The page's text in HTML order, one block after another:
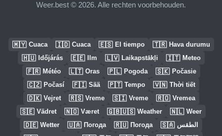
Weer.best © 2026. Alle rechten voorbehouden.
🇲🇾 Cuaca 🇮🇩 Cuaca 🇪🇸 El tiempo 🇹🇷 Hava durumu
🇭🇺 Időjárás 🇪🇪 Ilm 🇱🇻 Laikapstākļi 🇮🇹 Meteo
🇫🇷 Météo 🇱🇹 Oras 🇵🇱 Pogoda 🇸🇰 Počasie
🇨🇿 Počasí 🇫🇮 Sää 🇵🇹 Tempo 🇻🇳 Thời tiết
🇩🇰 Vejret 🇷🇸 Vreme 🇸🇮 Vreme 🇷🇴 Vremea
🇸🇪 Vädret 🇳🇴 Været 🇬🇧🇺🇸 Weather 🇳🇱 Weer
🇩🇪 Wetter 🇺🇦 Погода 🇷🇺 Погода 🇸🇦 الطقس